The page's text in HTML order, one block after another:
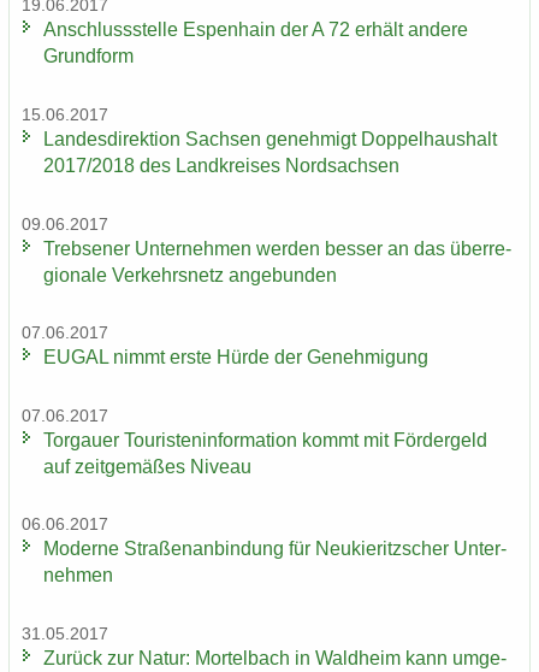
19.06.2017
An­schluss­stel­le Es­pen­hain der A 72 er­hält an­de­re
Grund­form
15.06.2017
Lan­des­di­rek­ti­on Sach­sen ge­neh­migt Dop­pel­haus­halt
2017/2018 des Land­krei­ses Nord­sach­sen
09.06.2017
Trebse­ner Un­ter­neh­men wer­den bes­ser an das über­re­
gio­na­le Ver­kehrs­netz an­ge­bun­den
07.06.2017
EUGAL nimmt erste Hürde der Ge­neh­mi­gung
07.06.2017
Tor­gau­er Tou­ris­ten­in­for­ma­ti­on kommt mit För­der­geld
auf zeit­ge­mä­ßes Ni­veau
06.06.2017
Mo­der­ne Stra­ßen­an­bin­dung für Neu­kie­ritz­scher Un­ter­
neh­men
31.05.2017
Zu­rück zur Natur: Mor­tel­bach in Wald­heim kann um­ge­